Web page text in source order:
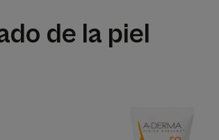
de la piel
facial